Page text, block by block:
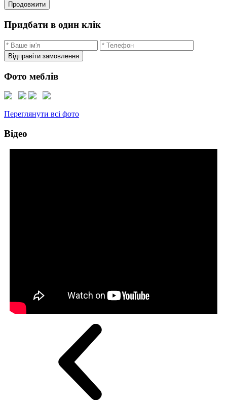
Продовжити
Придбати в один клік
Відправіти замовлення
Фото меблів
Переглянути всі фото
Відео